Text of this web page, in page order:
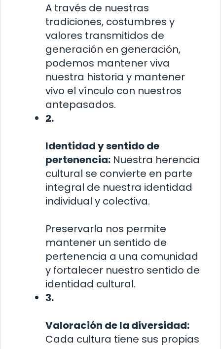
A través de nuestras
tradiciones, costumbres y
valores transmitidos de
generación en generación,
podemos mantener viva
nuestra historia y mantener
vivo el vínculo con nuestros
antepasados.
2.
Identidad y sentido de
pertenencia: Nuestra herencia
cultural se convierte en parte
integral de nuestra identidad
individual y colectiva.
Preservarla nos permite
mantener un sentido de
pertenencia a una comunidad
y fortalecer nuestro sentido de
identidad cultural.
3.
Valoración de la diversidad:
Cada cultura tiene sus propias